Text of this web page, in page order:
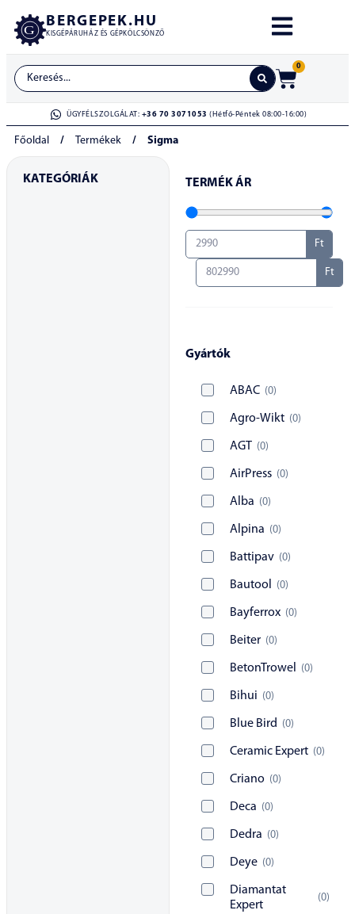
BERGEPEK.HU
KISGÉPÁRUHÁZ ÉS GÉPKÖLCSÖNZŐ
0
ÜGYFÉLSZOLGÁLAT: +36 70 3071053 (Hétfő-Péntek 08:00-16:00)
Főoldal / Termékek / Sigma
TERMÉK ÁR
Ft
Ft
Gyártók
ABAC (0)
Agro-Wikt (0)
AGT (0)
AirPress (0)
Alba (0)
Alpina (0)
Battipav (0)
Bautool (0)
Bayferrox (0)
Beiter (0)
BetonTrowel (0)
Bihui (0)
Blue Bird (0)
Ceramic Expert (0)
Criano (0)
Deca (0)
Dedra (0)
Deye (0)
Diamantat
Expert
(0)
KATEGÓRIÁK